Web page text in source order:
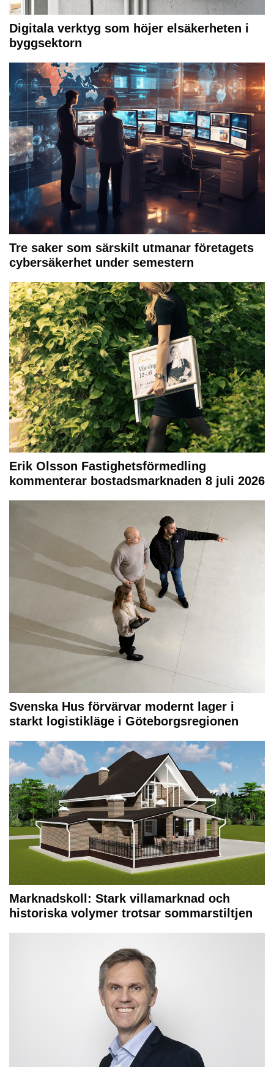
Digitala verktyg som höjer elsäkerheten i
byggsektorn
Tre saker som särskilt utmanar företagets
cybersäkerhet under semestern
Erik Olsson Fastighetsförmedling
kommenterar bostadsmarknaden 8 juli 2026
Svenska Hus förvärvar modernt lager i
starkt logistikläge i Göteborgsregionen
Marknadskoll: Stark villamarknad och
historiska volymer trotsar sommarstiltjen